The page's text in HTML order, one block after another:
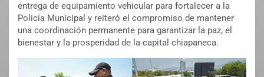
entrega de equipamiento vehicular para fortalecer a la
Policía Municipal y reiteró el compromiso de mantener
una coordinación permanente para garantizar la paz, el
bienestar y la prosperidad de la capital chiapaneca.